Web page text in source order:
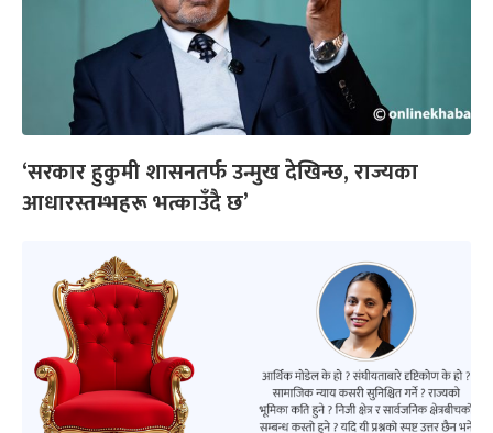
‘सरकार हुकुमी शासनतर्फ उन्मुख देखिन्छ, राज्यका
आधारस्तम्भहरू भत्काउँदै छ’